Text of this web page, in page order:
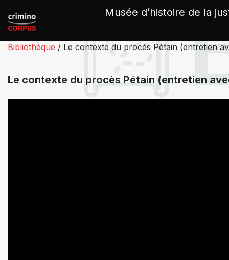
Musée d’histoire de la
Bibliothèque / Le contexte du procès Pétain (entretien
Le contexte du procès Pétain (entretien
Panneau de gestion des cookies